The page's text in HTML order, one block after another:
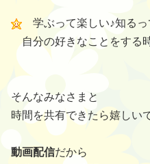
学ぶって楽しい♪知るっ
自分の好きなことをする
そんなみなさまと
時間を共有できたら嬉しい
動画配信だから